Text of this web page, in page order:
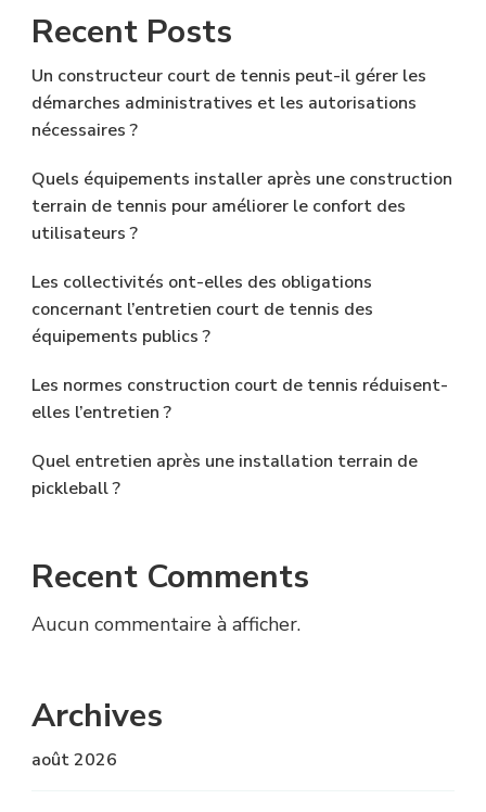
Recent Posts
Un constructeur court de tennis peut-il gérer les
démarches administratives et les autorisations
nécessaires ?
Quels équipements installer après une construction
terrain de tennis pour améliorer le confort des
utilisateurs ?
Les collectivités ont-elles des obligations
concernant l’entretien court de tennis des
équipements publics ?
Les normes construction court de tennis réduisent-
elles l’entretien ?
Quel entretien après une installation terrain de
pickleball ?
Recent Comments
Aucun commentaire à afficher.
Archives
août 2026